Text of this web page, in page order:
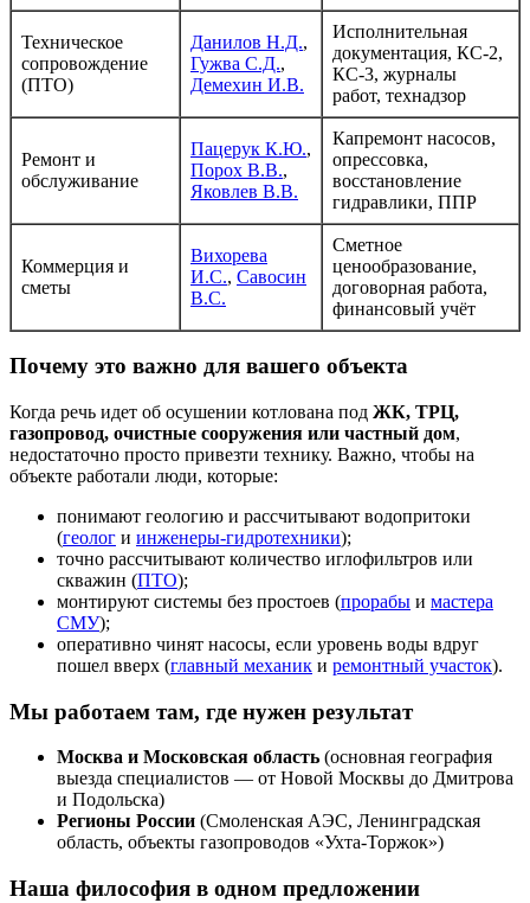
Техническое
сопровождение
(ПТО)
Данилов Н.Д.,
Гужва С.Д.,
Демехин И.В.
Исполнительная
документация, КС-2,
КС-3, журналы
работ, технадзор
Ремонт и
обслуживание
Пацерук К.Ю.,
Порох В.В.,
Яковлев В.В.
Капремонт насосов,
опрессовка,
восстановление
гидравлики, ППР
Коммерция и
сметы
Вихорева
И.С., Савосин
В.С.
Сметное
ценообразование,
договорная работа,
финансовый учёт
Почему это важно для вашего объекта
Когда речь идет об осушении котлована под ЖК, ТРЦ,
газопровод, очистные сооружения или частный дом,
недостаточно просто привезти технику. Важно, чтобы на
объекте работали люди, которые:
понимают геологию и рассчитывают водопритоки
(геолог и инженеры-гидротехники);
точно рассчитывают количество иглофильтров или
скважин (ПТО);
монтируют системы без простоев (прорабы и мастера
СМУ);
оперативно чинят насосы, если уровень воды вдруг
пошел вверх (главный механик и ремонтный участок).
Мы работаем там, где нужен результат
Москва и Московская область (основная география
выезда специалистов — от Новой Москвы до Дмитрова
и Подольска)
Регионы России (Смоленская АЭС, Ленинградская
область, объекты газопроводов «Ухта-Торжок»)
Наша философия в одном предложении